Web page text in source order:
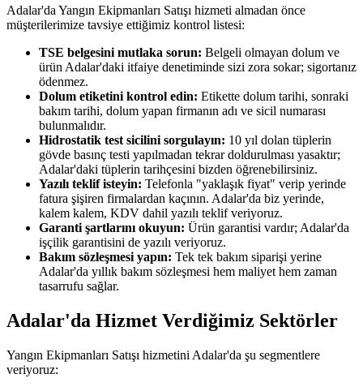
Adalar'da Yangın Ekipmanları Satışı hizmeti almadan önce
müşterilerimize tavsiye ettiğimiz kontrol listesi:
TSE belgesini mutlaka sorun: Belgeli olmayan dolum ve
ürün Adalar'daki itfaiye denetiminde sizi zora sokar; sigortanız
ödenmez.
Dolum etiketini kontrol edin: Etikette dolum tarihi, sonraki
bakım tarihi, dolum yapan firmanın adı ve sicil numarası
bulunmalıdır.
Hidrostatik test sicilini sorgulayın: 10 yıl dolan tüplerin
gövde basınç testi yapılmadan tekrar doldurulması yasaktır;
Adalar'daki tüplerin tarihçesini bizden öğrenebilirsiniz.
Yazılı teklif isteyin: Telefonla "yaklaşık fiyat" verip yerinde
fatura şişiren firmalardan kaçının. Adalar'da biz yerinde,
kalem kalem, KDV dahil yazılı teklif veriyoruz.
Garanti şartlarını okuyun: Ürün garantisi vardır; Adalar'da
işçilik garantisini de yazılı veriyoruz.
Bakım sözleşmesi yapın: Tek tek bakım siparişi yerine
Adalar'da yıllık bakım sözleşmesi hem maliyet hem zaman
tasarrufu sağlar.
Adalar'da Hizmet Verdiğimiz Sektörler
Yangın Ekipmanları Satışı hizmetini Adalar'da şu segmentlere
veriyoruz: